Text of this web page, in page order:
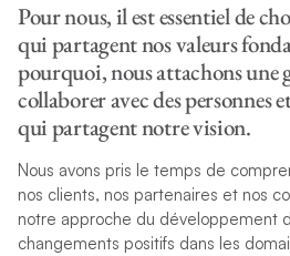
Pour nous, il est essentiel de
qui partagent nos valeurs
pourquoi, nous attachons une
collaborer avec des personnes
qui partagent notre vision.
Nous avons pris le temps de
nos clients, nos partenaires et nos
notre approche du développement
changements positifs dans les